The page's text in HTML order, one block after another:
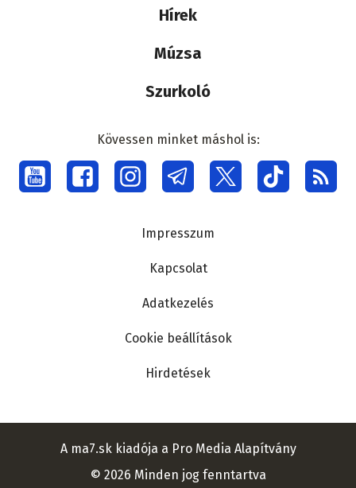
Hírek
Múzsa
Szurkoló
Social
menu
Kövessen minket máshol is:
Impresszum
Kapcsolat
Adatkezelés
Cookie beállítások
Hirdetések
A ma7.sk kiadója a Pro Media Alapítvány
© 2026 Minden jog fenntartva